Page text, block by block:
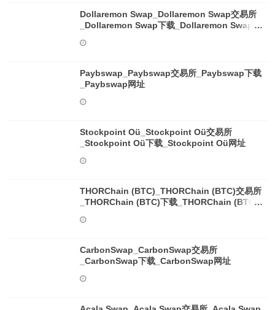
Dollaremon Swap_Dollaremon Swap交易所
_Dollaremon Swap下载_Dollaremon Swap网
Paybswap_Paybswap交易所_Paybswap下载
_Paybswap网址
Stockpoint Oü_Stockpoint Oü交易所
_Stockpoint Oü下载_Stockpoint Oü网址
THORChain (BTC)_THORChain (BTC)交易所
_THORChain (BTC)下载_THORChain (BTC)
CarbonSwap_CarbonSwap交易所
_CarbonSwap下载_CarbonSwap网址